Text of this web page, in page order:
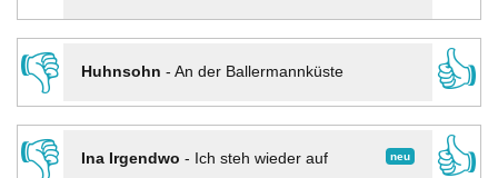
👎
Huhnsohn - An der Ballermannküste
👍
👎
neu
Ina Irgendwo - Ich steh wieder auf
👍